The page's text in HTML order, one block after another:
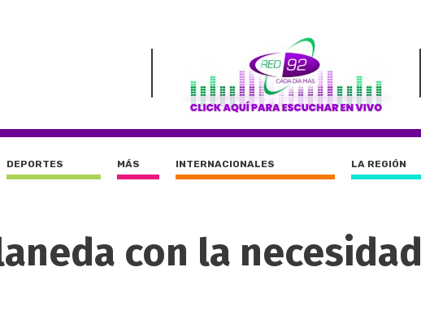
DEPORTES MÁS INTERNACIONALES LA REGIÓN
con la necesidad